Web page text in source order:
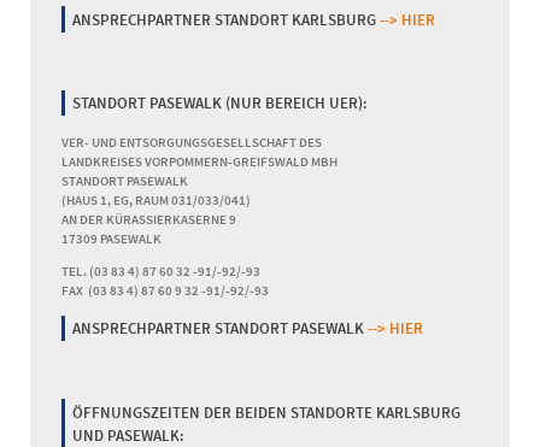
ANSPRECHPARTNER STANDORT KARLSBURG--> HIER
STANDORT PASEWALK (NUR BEREICH UER):
VER- UND ENTSORGUNGSGESELLSCHAFT DES
LANDKREISES VORPOMMERN-GREIFSWALD MBH
STANDORT PASEWALK
(HAUS 1, EG, RAUM 031/033/041)
AN DER KÜRASSIERKASERNE 9
17309 PASEWALK
TEL. (03 83 4) 87 60 32 -91/-92/-93
FAX (03 83 4) 87 60 9 32 -91/-92/-93
ANSPRECHPARTNER STANDORT PASEWALK--> HIER
ÖFFNUNGSZEITEN DER BEIDEN STANDORTE KARLSBURG
UND PASEWALK: